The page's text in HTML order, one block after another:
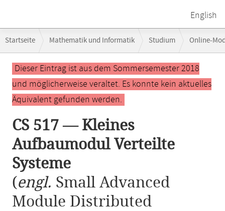
English
Navigation
Startseite Mathematik und Informatik Studium Online-
CS 517 — Kleines Aufbaumodul Verteilte Systeme
Hauptinhalt
Dieser Eintrag ist aus dem Sommersemester 2018
und möglicherweise veraltet. Es konnte kein aktuelles
Äquivalent gefunden werden.
CS 517 — Kleines
Aufbaumodul Verteilte
Systeme
(engl. Small Advanced
Module Distributed